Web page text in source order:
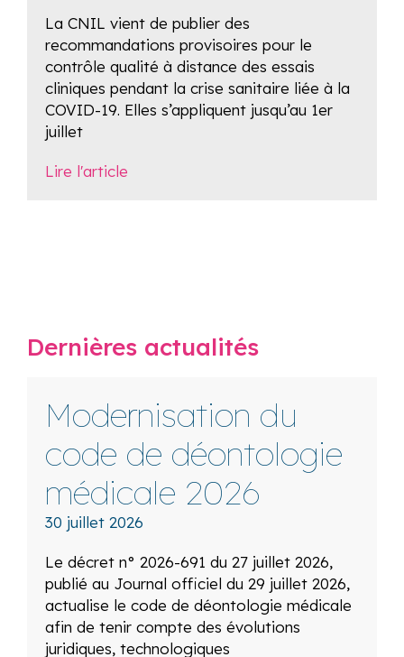
La CNIL vient de publier des
recommandations provisoires pour le
contrôle qualité à distance des essais
cliniques pendant la crise sanitaire liée à la
COVID-19. Elles s’appliquent jusqu’au 1er
juillet
Lire l'article
Dernières actualités
Modernisation du
code de déontologie
médicale 2026
30 juillet 2026
Le décret n° 2026-691 du 27 juillet 2026,
publié au Journal officiel du 29 juillet 2026,
actualise le code de déontologie médicale
afin de tenir compte des évolutions
juridiques, technologiques